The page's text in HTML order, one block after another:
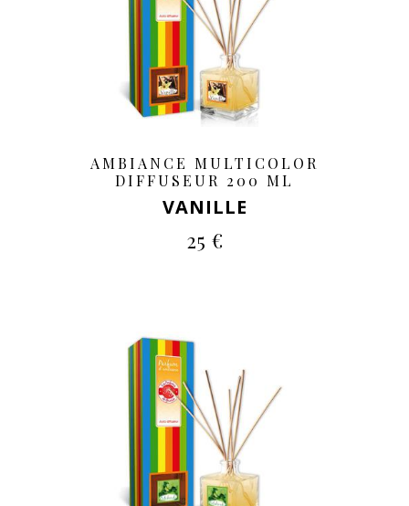
AMBIANCE MULTICOLOR
DIFFUSEUR 200 ML
VANILLE
25 €